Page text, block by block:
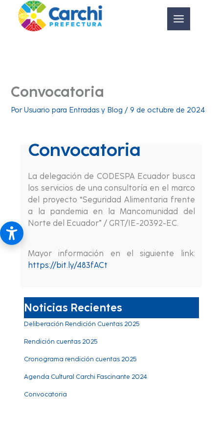
contenido
Convocatoria
PorUsuario para Entradas y Blog /9 de octubre de 2024
Convocatoria
La delegación de CODESPA Ecuador busca
los servicios de una consultoría en el marco
del proyecto “Seguridad Alimentaria frente
a la pandemia en la Mancomunidad del
Norte del Ecuador” / GRT/IE-20392-EC.
Mayor información en el siguiente link:
https://bit.ly/483fACt
Noticias Recientes
Deliberación Rendición Cuentas 2025
Rendición cuentas 2025
Cronograma rendición cuentas 2025
Agenda Cultural Carchi Fascinante 2024
Convocatoria